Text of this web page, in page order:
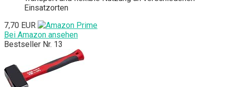
Einsatzorten
7,70 EUR
Bei Amazon ansehen
Bestseller Nr. 13